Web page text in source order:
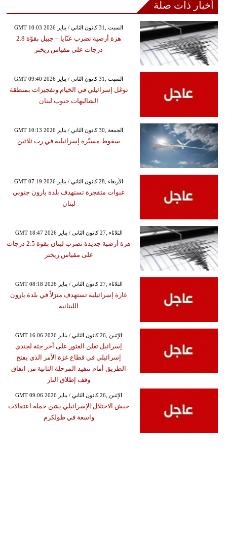
أخبار ذات صلة
GMT 10:03 2026 السبت ,31 كانون الثاني / يناير
هزة أرضية تضرب عنّايا – جبيل بقوّة 2.8
درجات على مقياس ريختر
GMT 09:40 2026 السبت ,31 كانون الثاني / يناير
توغل إسرائيلي في الخيام وتفجيرات بمنطقة
الشاليهات جنوب لبنان
GMT 10:13 2026 الجمعة ,30 كانون الثاني / يناير
سقوط مسيّرة إسرائيلية في رب ثلاثين
GMT 07:19 2026 الأربعاء ,28 كانون الثاني / يناير
عبوات متفجرة تستهدف بلدة يارون جنوبي
لبنان
GMT 18:47 2026 الثلاثاء ,27 كانون الثاني / يناير
هزة أرضية جديدة تضرب لبنان بقوة 2.5 درجات
على مقياس ريختر
GMT 08:18 2026 الثلاثاء ,27 كانون الثاني / يناير
غارة إسرائيلية تستهدف منزلاً في بلدة يارون
اللبنانية
GMT 16:06 2026 الإثنين ,26 كانون الثاني / يناير
إسرائيل تعلن العثور على أخر جثة لجندي
إسرائيلي في قطاع غزة الأمر الذي يفتح
الطريق أمام تنفيذ المرحلة الثانية من اتفاق
وقف إطلاق النار
GMT 09:06 2026 الإثنين ,26 كانون الثاني / يناير
جيش الاحتلال الإسرائيلي يشن حملة اعتقالات
واسعة في طولكرم